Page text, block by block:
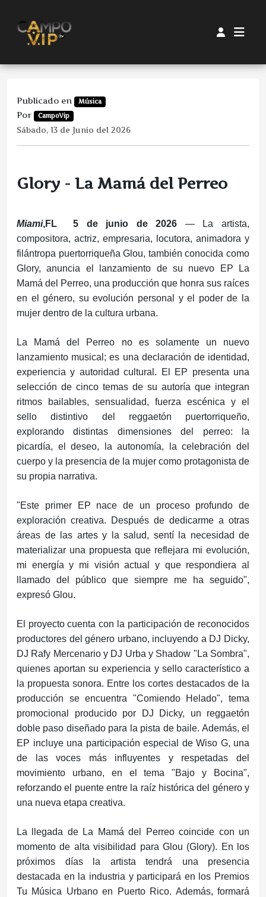
Publicado en Música
Por CampoVip
Sábado, 13 de Junio del 2026
Glory - La Mamá del Perreo
Miami,FL 5 de junio de 2026 — La artista,
compositora, actriz, empresaria, locutora, animadora y
filántropa puertorriqueña Glou, también conocida como
Glory, anuncia el lanzamiento de su nuevo EP La
Mamá del Perreo, una producción que honra sus raíces
en el género, su evolución personal y el poder de la
mujer dentro de la cultura urbana.
La Mamá del Perreo no es solamente un nuevo
lanzamiento musical; es una declaración de identidad,
experiencia y autoridad cultural. El EP presenta una
selección de cinco temas de su autoría que integran
ritmos bailables, sensualidad, fuerza escénica y el
sello distintivo del reggaetón puertorriqueño,
explorando distintas dimensiones del perreo: la
picardía, el deseo, la autonomía, la celebración del
cuerpo y la presencia de la mujer como protagonista de
su propia narrativa.
"Este primer EP nace de un proceso profundo de
exploración creativa. Después de dedicarme a otras
áreas de las artes y la salud, sentí la necesidad de
materializar una propuesta que reflejara mi evolución,
mi energía y mi visión actual y que respondiera al
llamado del público que siempre me ha seguido",
expresó Glou.
El proyecto cuenta con la participación de reconocidos
productores del género urbano, incluyendo a DJ Dicky,
DJ Rafy Mercenario y DJ Urba y Shadow "La Sombra",
quienes aportan su experiencia y sello característico a
la propuesta sonora. Entre los cortes destacados de la
producción se encuentra "Comiendo Helado", tema
promocional producido por DJ Dicky, un reggaetón
doble paso diseñado para la pista de baile. Además, el
EP incluye una participación especial de Wiso G, una
de las voces más influyentes y respetadas del
movimiento urbano, en el tema "Bajo y Bocina",
reforzando el puente entre la raíz histórica del género y
una nueva etapa creativa.
La llegada de La Mamá del Perreo coincide con un
momento de alta visibilidad para Glou (Glory). En los
próximos días la artista tendrá una presencia
destacada en la industria y participará en los Premios
Tu Música Urbano en Puerto Rico. Además, formará